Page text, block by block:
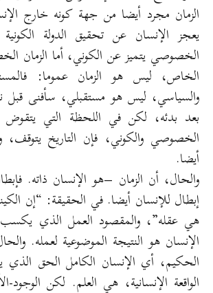
الزمان مجرد أيضا من جهة كونه خارج
يعجز الإنسان عن تحقيق الدولة
الخصوصي يتميز عن الكوني، أما الزمان
الخاص، ليس هو الزمان عموما:
والسياسي، ليس هو مستقبلي، سأفنى قبل
بعد بدئه، لكن في اللحظة التي يتقوض
الخصوصي والكوني، فإن التاريخ يتوقف،
أيضا.
والحال، أن الزمان –هو الإنسان ذاته.
إبطال للإنسان أيضا. في الحقيقة: “إن
هي عقله”، والمقصود العمل الذي
الإنسان هو النتيجة الموضوعية لعمله.
الحكيم، أي الإنسان الكامل الحق الذي